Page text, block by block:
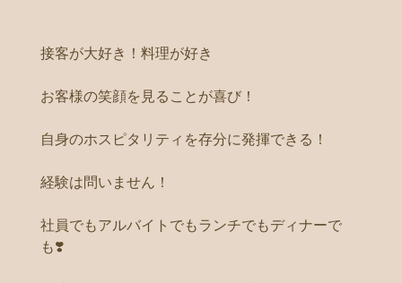
接客が大好き！料理が好き
お客様の笑顔を見ることが喜び！
自身のホスピタリティを存分に発揮できる！
経験は問いません！
社員でもアルバイトでもランチでもディナーで
も❣️